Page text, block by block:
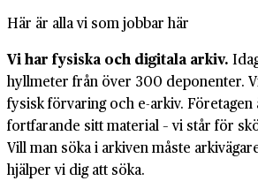
Här är alla vi som jobbar här
Vi har fysiska och digitala arkiv.
hyllmeter från över 300 deponenter.
fysisk förvaring och e-arkiv. Företagen
fortfarande sitt material – vi står för
Vill man söka i arkiven måste
hjälper vi dig att söka.